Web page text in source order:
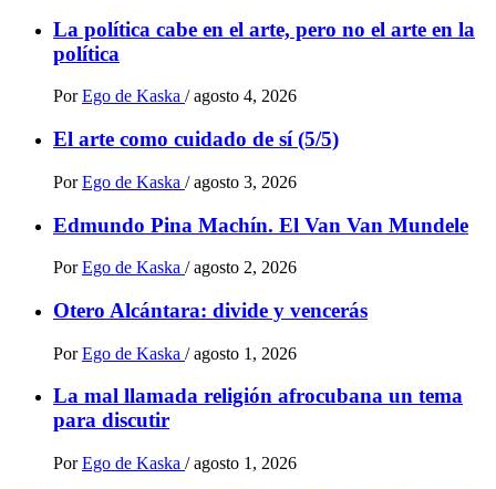
La política cabe en el arte, pero no el arte en la
política
Por Ego de Kaska / agosto 4, 2026
El arte como cuidado de sí (5/5)
Por Ego de Kaska / agosto 3, 2026
Edmundo Pina Machín. El Van Van Mundele
Por Ego de Kaska / agosto 2, 2026
Otero Alcántara: divide y vencerás
Por Ego de Kaska / agosto 1, 2026
La mal llamada religión afrocubana un tema
para discutir
Por Ego de Kaska / agosto 1, 2026